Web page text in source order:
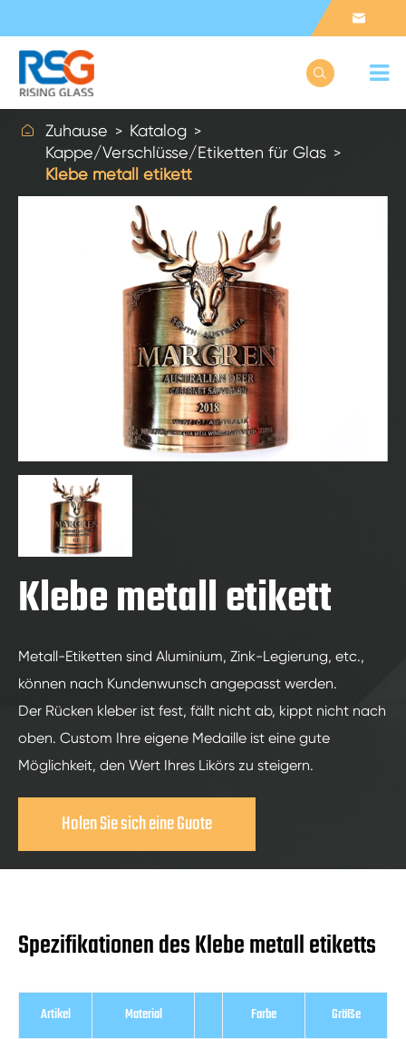


 Zuhause
Katalog
Kappe/Verschlüsse/Etiketten für Glas
Klebe metall etikett
Klebe metall etikett
Metall-Etiketten sind Aluminium, Zink-Legierung, etc.,
können nach Kundenwunsch angepasst werden.
Der Rücken kleber ist fest, fällt nicht ab, kippt nicht nach
oben. Custom Ihre eigene Medaille ist eine gute
Möglichkeit, den Wert Ihres Likörs zu steigern.
Holen Sie sich eine Guote
Spezifikationen des Klebe metall etiketts
Artikel Material Farbe Größe